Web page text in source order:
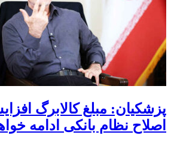
پزشکیان: مبلغ کالابرگ
اصلاح نظام بانکی ادامه